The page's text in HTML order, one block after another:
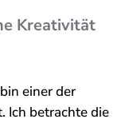
Kreativität
einer der
Ich betrachte die